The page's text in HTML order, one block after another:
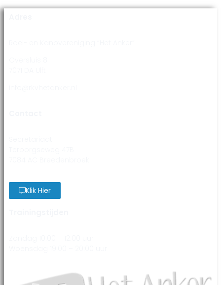
Klik Hier